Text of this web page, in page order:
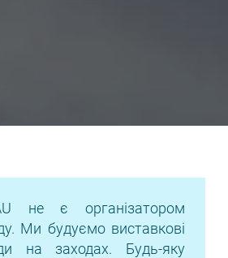
не є організатором
Ми будуємо виставкові
на заходах. Будь-яку